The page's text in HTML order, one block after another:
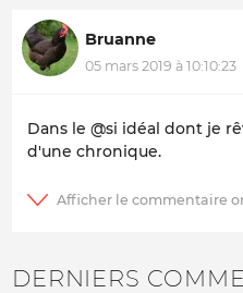
Bruanne
05 mars 2019 à 10:10:23
Dans le @si idéal dont je
d'une chronique.
DERNIERS